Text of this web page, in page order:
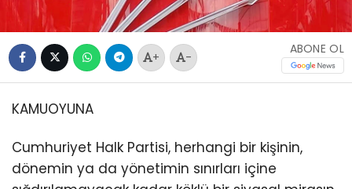
+ -
ABONE OL
KAMUOYUNA
Cumhuriyet Halk Partisi, herhangi bir kişinin,
dönemin ya da yönetimin sınırları içine